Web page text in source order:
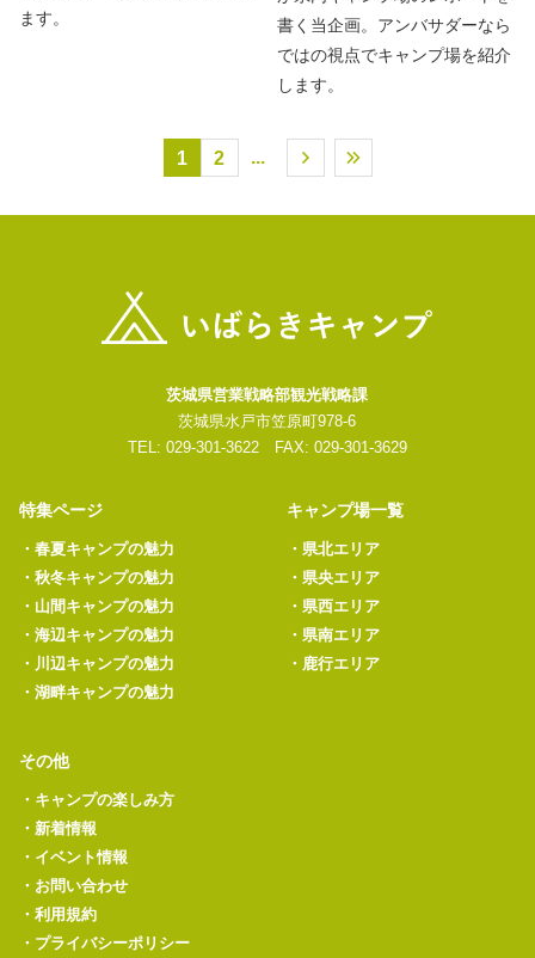
ます。
書く当企画。アンバサダーなら
ではの視点でキャンプ場を紹介
します。
1 2 ...
茨城県営業戦略部観光戦略課
茨城県水戸市笠原町978-6
TEL: 029-301-3622 FAX: 029-301-3629
特集ページ
・ 春夏キャンプの魅力
・ 秋冬キャンプの魅力
・ 山間キャンプの魅力
・ 海辺キャンプの魅力
・ 川辺キャンプの魅力
・ 湖畔キャンプの魅力
キャンプ場一覧
・ 県北エリア
・ 県央エリア
・ 県西エリア
・ 県南エリア
・ 鹿行エリア
その他
・ キャンプの楽しみ方
・ 新着情報
・ イベント情報
・ お問い合わせ
・ 利用規約
・ プライバシーポリシー